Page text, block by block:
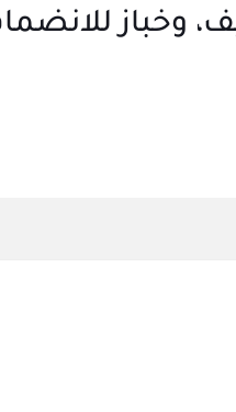
للانضمام